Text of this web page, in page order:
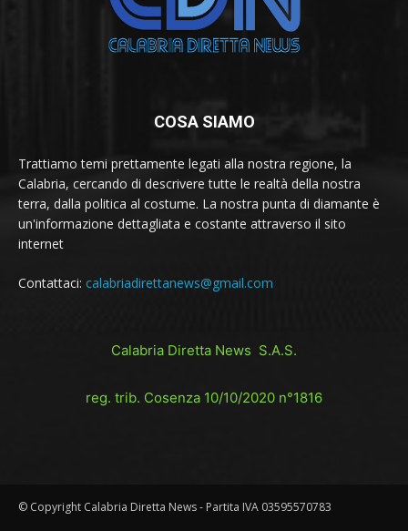
COSA SIAMO
Trattiamo temi prettamente legati alla nostra regione, la
Calabria, cercando di descrivere tutte le realtà della nostra
terra, dalla politica al costume. La nostra punta di diamante è
un'informazione dettagliata e costante attraverso il sito
internet
Contattaci: calabriadirettanews@gmail.com
Calabria Diretta News S.A.S.
reg. trib. Cosenza 10/10/2020 n°1816
© Copyright Calabria Diretta News - Partita IVA 03595570783